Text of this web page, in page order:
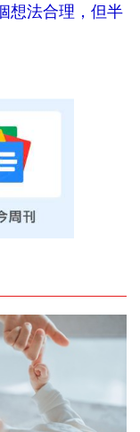
想法合理，但半